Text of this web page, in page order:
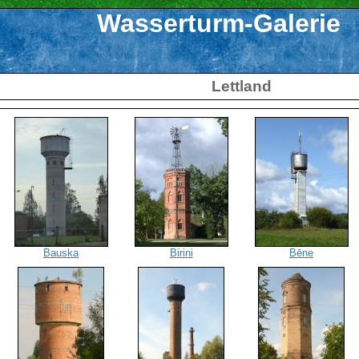
Wasserturm-Galerie
Lettland
Bauska Birini Bēne